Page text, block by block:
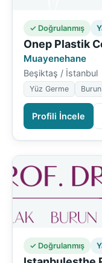
✓ Doğrulanmış
Onep Plastik
Muayenehane
Beşiktaş / İstanbul
Yüz Germe
Profili İncele
✓ Doğrulanmış